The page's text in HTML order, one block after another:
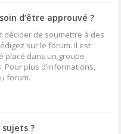
d’être approuvé ?
de soumettre à des
sur le forum. Il est
placé dans un groupe
plus d’informations,
forum.
?